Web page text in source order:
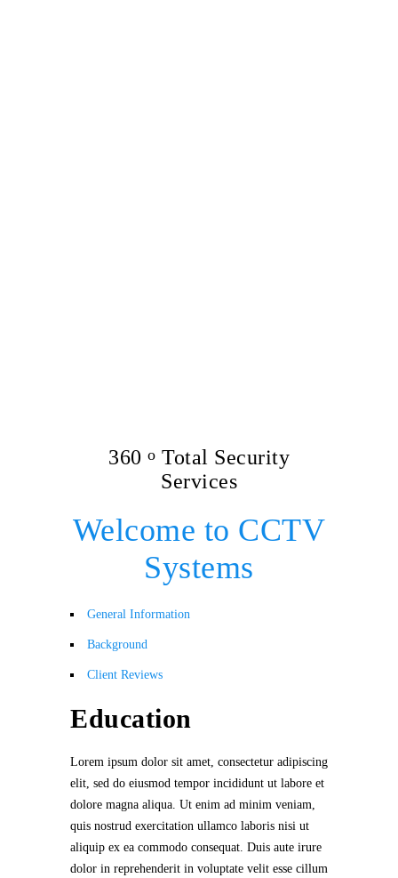
360 o Total Security
Services
Welcome to CCTV
Systems
General Information
Background
Client Reviews
Education
Lorem ipsum dolor sit amet, consectetur adipiscing
elit, sed do eiusmod tempor incididunt ut labore et
dolore magna aliqua. Ut enim ad minim veniam,
quis nostrud exercitation ullamco laboris nisi ut
aliquip ex ea commodo consequat. Duis aute irure
dolor in reprehenderit in voluptate velit esse cillum